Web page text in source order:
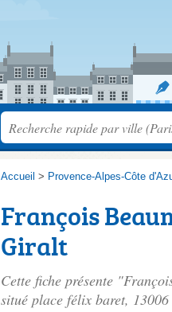
Accueil > Provence-Alpes-Côte
François
Giralt
Cette fiche présente
situé place félix baret,